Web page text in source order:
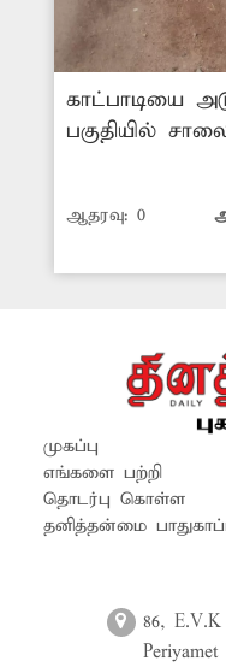
காட்பாடியை
பகுதியில்
விரிவாக்க
நிறைவடையாத
இப்பகுதியில்
இப்பகுதியில்
தடுக்க
போன்ற
ஆதரவு: 0
முகப்பு
எங்களை பற்றி
தொடர்பு கொள்ள
தனித்தன்மை
86, E.V.K